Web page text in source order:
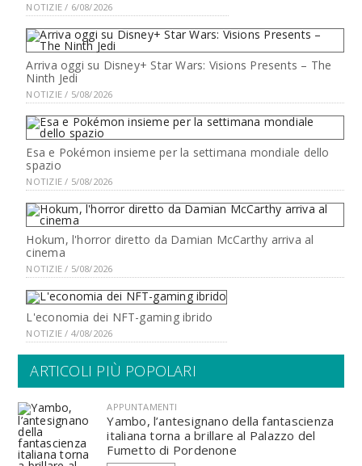
NOTIZIE / 6/08/2026
Arriva oggi su Disney+ Star Wars: Visions Presents – The
Ninth Jedi
NOTIZIE / 5/08/2026
Esa e Pokémon insieme per la settimana mondiale dello
spazio
NOTIZIE / 5/08/2026
Hokum, l'horror diretto da Damian McCarthy arriva al
cinema
NOTIZIE / 5/08/2026
L'economia dei NFT-gaming ibrido
NOTIZIE / 4/08/2026
ARTICOLI PIÙ POPOLARI
APPUNTAMENTI
Yambo, l’antesignano della fantascienza
italiana torna a brillare al Palazzo del
Fumetto di Pordenone